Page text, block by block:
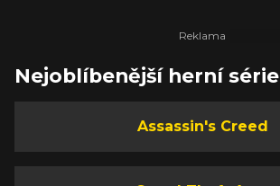
Nejoblíbenější herní série
Assassin's Creed